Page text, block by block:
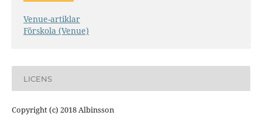
Venue-artiklar
Förskola (Venue)
LICENS
Copyright (c) 2018 Albinsson